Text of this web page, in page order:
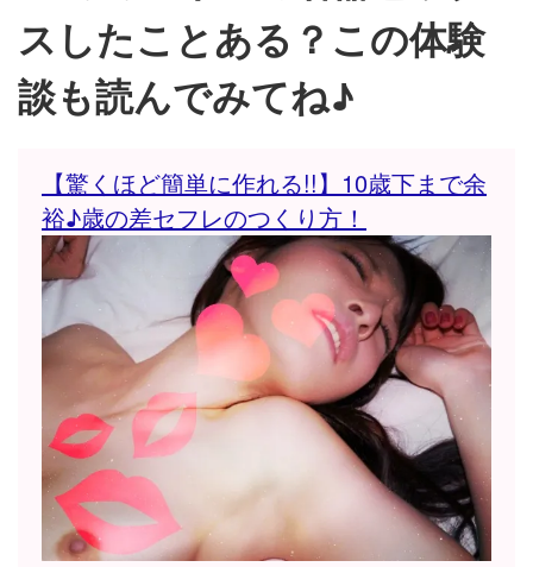
スしたことある？ この体験
談も読んでみてね♪
【驚くほど簡単に作れる!!】10歳下まで余
裕♪歳の差セフレのつくり方！